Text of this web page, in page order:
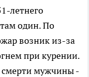
летнего
один. По
возник из-за
при курении.
мужчины -